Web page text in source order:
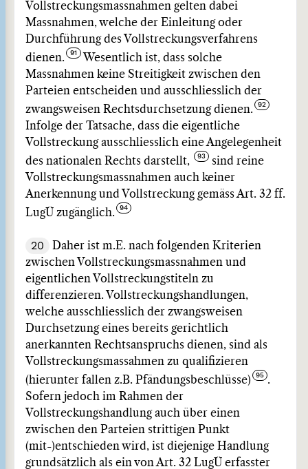
Vollstreckungsmassnahmen gelten dabei
Massnahmen, welche der Einleitung oder
Durchführung des Vollstreckungsverfahrens
dienen.
Wesentlich ist, dass solche
Massnahmen keine Streitigkeit zwischen den
Parteien entscheiden und ausschliesslich der
zwangsweisen Rechtsdurchsetzung dienen.
Infolge der Tatsache, dass die eigentliche
Vollstreckung ausschliesslich eine Angelegenheit
des nationalen Rechts darstellt,
sind reine
Vollstreckungsmassnahmen auch keiner
Anerkennung und Vollstreckung gemäss Art. 32 ff.
LugÜ zugänglich.
20
Daher ist m.E. nach folgenden Kriterien
zwischen Vollstreckungsmassnahmen und
eigentlichen Vollstreckungstiteln zu
differenzieren. Vollstreckungshandlungen,
welche ausschliesslich der zwangsweisen
Durchsetzung eines bereits gerichtlich
anerkannten Rechtsanspruchs dienen, sind als
Vollstreckungsmassahmen zu qualifizieren
(hierunter fallen z.B. Pfändungsbeschlüsse)
.
Sofern jedoch im Rahmen der
Vollstreckungshandlung auch über einen
zwischen den Parteien strittigen Punkt
(mit-)entschieden wird, ist diejenige Handlung
grundsätzlich als ein von Art. 32 LugÜ erfasster